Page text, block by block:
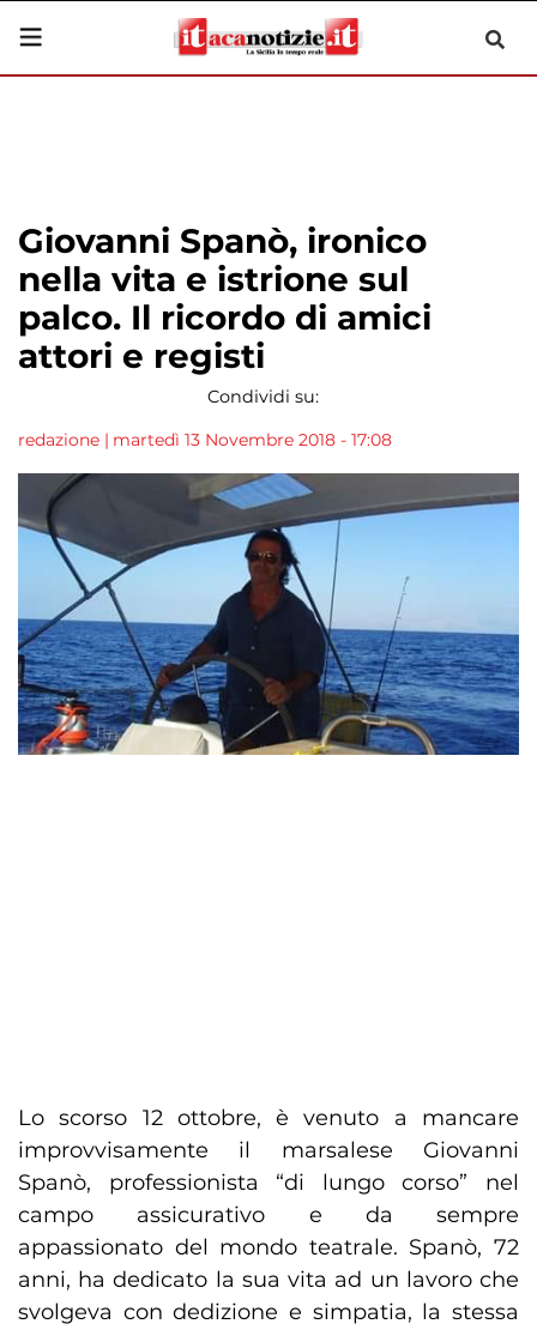
Giovanni Spanò, ironico
nella vita e istrione sul
palco. Il ricordo di amici
attori e registi
Condividi su:
redazione | martedì 13 Novembre 2018 - 17:08
Lo scorso 12 ottobre, è venuto a mancare
improvvisamente il marsalese Giovanni
Spanò, professionista “di lungo corso” nel
campo assicurativo e da sempre
appassionato del mondo teatrale. Spanò, 72
anni, ha dedicato la sua vita ad un lavoro che
svolgeva con dedizione e simpatia, la stessa